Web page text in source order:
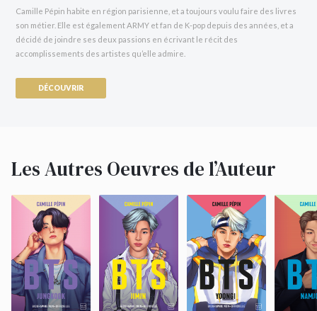
Camille Pépin habite en région parisienne, et a toujours voulu faire des livres
son métier. Elle est également ARMY et fan de K-pop depuis des années, et a
décidé de joindre ses deux passions en écrivant le récit des
accomplissements des artistes qu’elle admire.
DÉCOUVRIR
Les Autres Oeuvres de l’Auteur